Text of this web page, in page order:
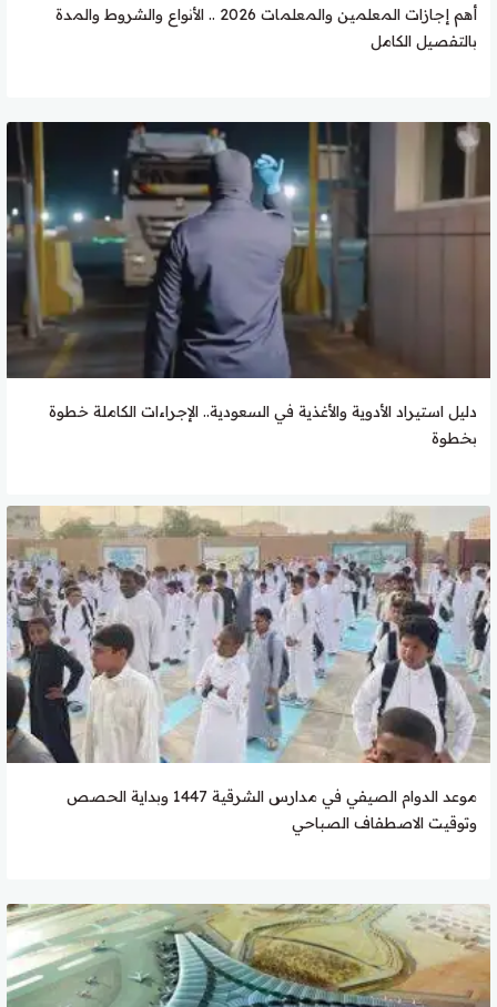
أهم إجازات المعلمين والمعلمات 2026 .. الأنواع والشروط والمدة
بالتفصيل الكامل
دليل استيراد الأدوية والأغذية في السعودية.. الإجراءات الكاملة خطوة
بخطوة
موعد الدوام الصيفي في مدارس الشرقية 1447 وبداية الحصص
وتوقيت الاصطفاف الصباحي